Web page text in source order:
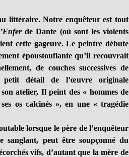
littéraire. Notre enquêteur est tout
de Dante (où sont les violents
cette gageure. Le peintre débute
époustouflante qu’il recouvrait
de couches successives de
détail de l’œuvre originale
atelier, Il peint des « hommes de
os calcinés », en une « tragédie
lorsque le père de l’enquêteur
peut être soupçonné du
vifs, d’autant que la mère de